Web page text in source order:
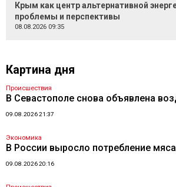
Крым как центр альтернативной
проблемы и перспективы
08.08.2026 09:35
Картина дня
Происшествия
В Севастополе снова объявлена
09.08.2026 21:37
Экономика
В России выросло потребление
09.08.2026 20:16